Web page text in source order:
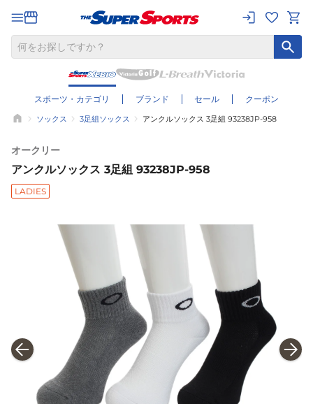
スポーツ・カテゴリ ブランド セール クーポン
ソックス 3足組ソックス アンクルソックス 3足組 93238JP-958
オークリー
アンクルソックス 3足組 93238JP-958
LADIES